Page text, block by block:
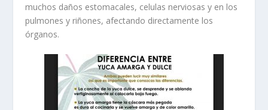
muchos daños estomacales, celulas nerviosas y en los
pulmones y riñones, afectando directamente los
órganos.